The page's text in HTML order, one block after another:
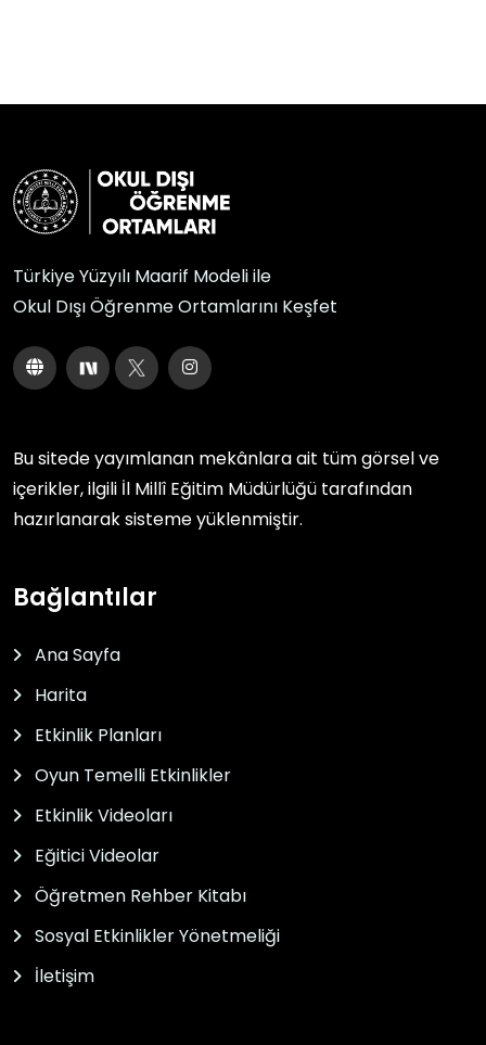
Türkiye Yüzyılı Maarif Modeli ile
Okul Dışı Öğrenme Ortamlarını Keşfet
Bu sitede yayımlanan mekânlara ait tüm görsel ve
içerikler, ilgili İl Millî Eğitim Müdürlüğü tarafından
hazırlanarak sisteme yüklenmiştir.
Bağlantılar
Ana Sayfa
Harita
Etkinlik Planları
Oyun Temelli Etkinlikler
Etkinlik Videoları
Eğitici Videolar
Öğretmen Rehber Kitabı
Sosyal Etkinlikler Yönetmeliği
İletişim